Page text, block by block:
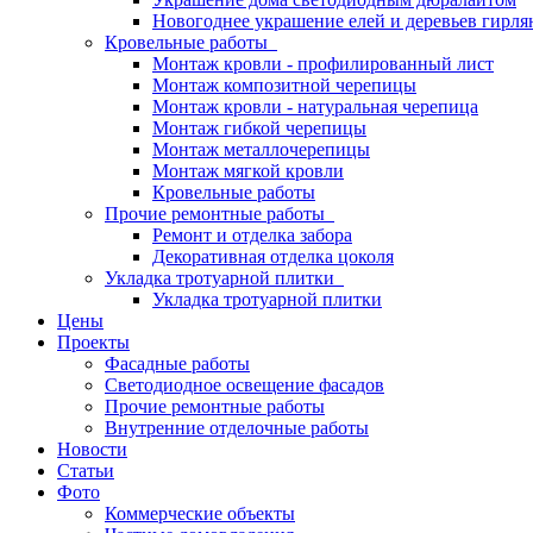
Новогоднее украшение елей и деревьев
Кровельные работы
Монтаж кровли - профилированный лист
Монтаж композитной черепицы
Монтаж кровли - натуральная черепица
Монтаж гибкой черепицы
Монтаж металлочерепицы
Монтаж мягкой кровли
Кровельные работы
Прочие ремонтные работы
Ремонт и отделка забора
Декоративная отделка цоколя
Укладка тротуарной плитки
Укладка тротуарной плитки
Цены
Проекты
Фасадные работы
Светодиодное освещение фасадов
Прочие ремонтные работы
Внутренние отделочные работы
Новости
Статьи
Фото
Коммерческие объекты